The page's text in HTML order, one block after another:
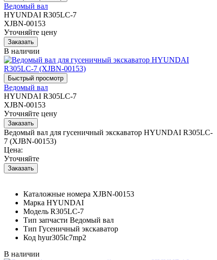
Ведомый вал
HYUNDAI R305LC-7
XJBN-00153
Уточняйте цену
В наличии
Ведомый вал
HYUNDAI R305LC-7
XJBN-00153
Уточняйте цену
Ведомый вал для гусеничный экскаватор HYUNDAI R305LC-
7 (XJBN-00153)
Цена:
Уточняйте
Каталожные номера XJBN-00153
Марка HYUNDAI
Модель R305LC-7
Тип запчасти Ведомый вал
Тип Гусеничный экскаватор
Код hyur305lc7mp2
В наличии